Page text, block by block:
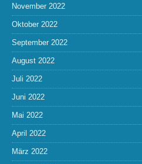
November 2022
Oktober 2022
September 2022
August 2022
Juli 2022
Juni 2022
Mai 2022
April 2022
März 2022